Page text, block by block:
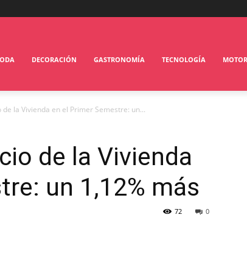
DECORACIÓN GASTRONOMÍA TECNOLOGÍA MOTOR
la Vivienda en el Primer Semestre: un...
de la Vivienda
un 1,12% más
0
72